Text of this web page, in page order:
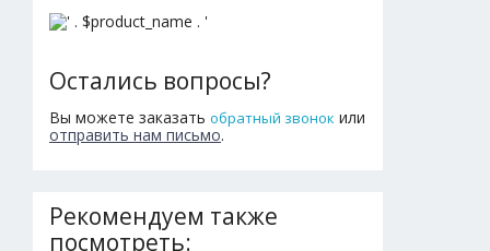
Остались вопросы?
Вы можете заказать обратный звонок или
отправить нам письмо.
Рекомендуем также
посмотреть: